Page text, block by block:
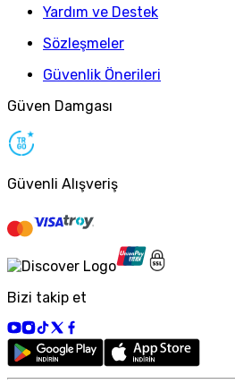
Yardım ve Destek
Sözleşmeler
Güvenlik Önerileri
Güven Damgası
Güvenli Alışveriş
Bizi takip et